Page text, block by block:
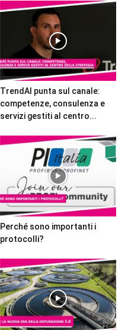
TrendAI punta sul canale:
competenze, consulenza e
servizi gestiti al centro...
Perché sono importanti i
protocolli?